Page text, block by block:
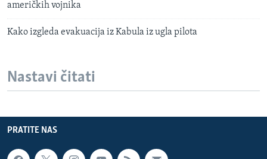
američkih vojnika
Kako izgleda evakuacija iz Kabula iz ugla pilota
Nastavi čitati
PRATITE NAS